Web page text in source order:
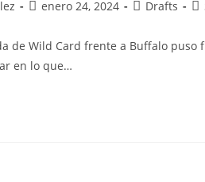
enero 24, 2024 Drafts
de Wild Card frente a Buffalo puso
en lo que…